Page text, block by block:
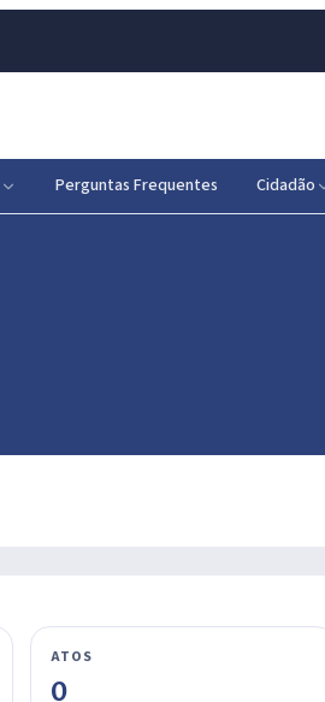
Perguntas Frequentes Cidadão
ATOS
0